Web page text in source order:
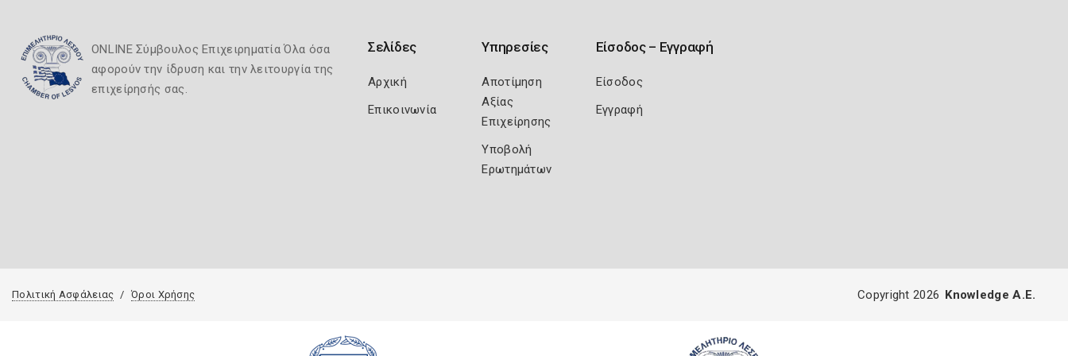
ONLINE Σύμβουλος Επιχειρηματία Όλα όσα
αφορούν την ίδρυση και την λειτουργία της
επιχείρησής σας.
Σελίδες
Αρχική
Επικοινωνία
Υπηρεσίες
Αποτίμηση
Αξίας
Επιχείρησης
Υποβολή
Ερωτημάτων
Είσοδος – Εγγραφή
Είσοδος
Εγγραφή
Πολιτική Ασφάλειας Όροι Χρήσης Copyright 2026 Knowledge A.E.